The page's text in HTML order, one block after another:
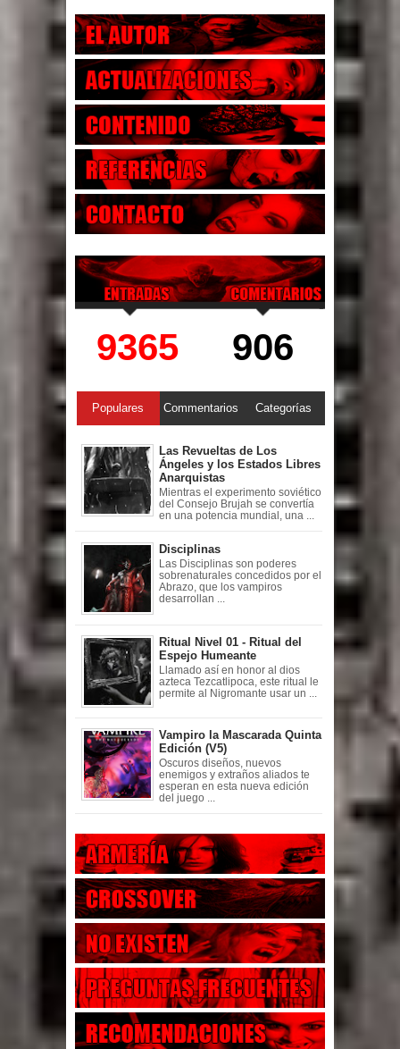
9365 906
Populares Commentarios Categorías
Las Revueltas de Los
Ángeles y los Estados Libres
Anarquistas
Mientras el experimento soviético
del Consejo Brujah se convertía
en una potencia mundial, una ...
Disciplinas
Las Disciplinas son poderes
sobrenaturales concedidos por el
Abrazo, que los vampiros
desarrollan ...
Ritual Nivel 01 - Ritual del
Espejo Humeante
Llamado así en honor al dios
azteca Tezcatlipoca, este ritual le
permite al Nigromante usar un ...
Vampiro la Mascarada Quinta
Edición (V5)
Oscuros diseños, nuevos
enemigos y extraños aliados te
esperan en esta nueva edición
del juego ...